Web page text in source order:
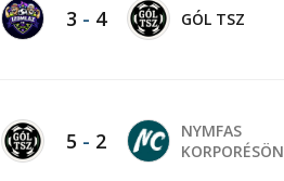
3 - 4 GÓL TSZ
5 - 2
NYMFAS
KORPORÉSÖN